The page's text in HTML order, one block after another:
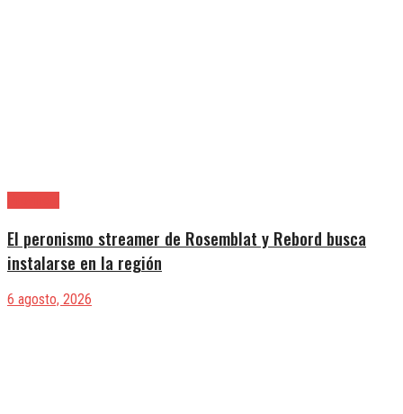
El peronismo streamer de Rosemblat y Rebord busca
instalarse en la región
6 agosto, 2026